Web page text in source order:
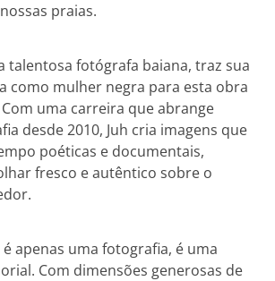
praias.
talentosa fotógrafa baiana, traz sua
como mulher negra para esta obra
uma carreira que abrange
desde 2010, Juh cria imagens que
poéticas e documentais,
fresco e autêntico sobre o
apenas uma fotografia, é uma
Com dimensões generosas de